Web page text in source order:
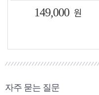
149,000 원
자주 묻는 질문